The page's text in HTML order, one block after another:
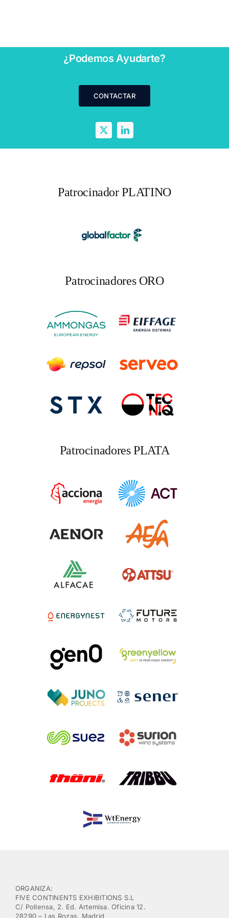
¿Podemos Ayudarte?
CONTACTAR
Patrocinador PLATINO
Patrocinadores ORO
Patrocinadores PLATA
ORGANIZA:
FIVE CONTINENTS EXHIBITIONS S.L
C/ Pollensa, 2. Ed. Artemisa. Oficina 12.
28290 – Las Rozas, Madrid